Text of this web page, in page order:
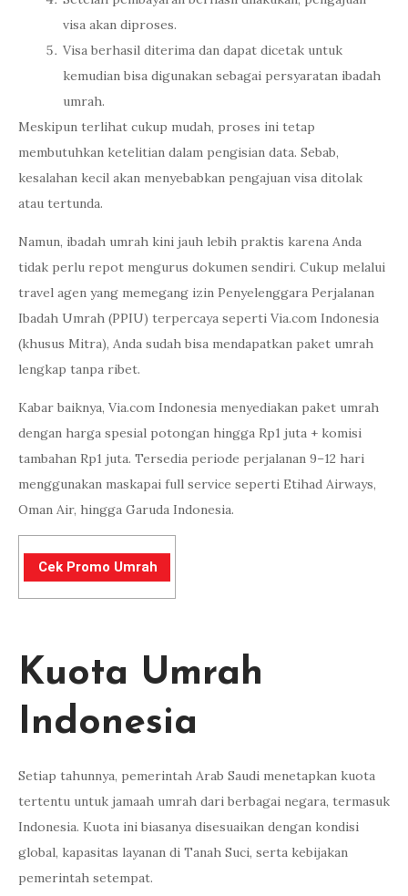
visa akan diproses.
Visa berhasil diterima dan dapat dicetak untuk
kemudian bisa digunakan sebagai persyaratan ibadah
umrah.
Meskipun terlihat cukup mudah, proses ini tetap
membutuhkan ketelitian dalam pengisian data. Sebab,
kesalahan kecil akan menyebabkan pengajuan visa ditolak
atau tertunda.
Namun, ibadah umrah kini jauh lebih praktis karena Anda
tidak perlu repot mengurus dokumen sendiri. Cukup melalui
travel agen yang memegang izin Penyelenggara Perjalanan
Ibadah Umrah (PPIU) terpercaya seperti Via.com Indonesia
(khusus Mitra), Anda sudah bisa mendapatkan paket umrah
lengkap tanpa ribet.
Kabar baiknya, Via.com Indonesia menyediakan paket umrah
dengan harga spesial potongan hingga Rp1 juta + komisi
tambahan Rp1 juta. Tersedia periode perjalanan 9–12 hari
menggunakan maskapai full service seperti Etihad Airways,
Oman Air, hingga Garuda Indonesia.
Cek Promo Umrah
Kuota Umrah
Indonesia
Setiap tahunnya, pemerintah Arab Saudi menetapkan kuota
tertentu untuk jamaah umrah dari berbagai negara, termasuk
Indonesia. Kuota ini biasanya disesuaikan dengan kondisi
global, kapasitas layanan di Tanah Suci, serta kebijakan
pemerintah setempat.